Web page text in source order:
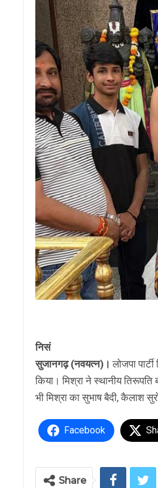
निसं
सुजानगढ़ (नवयत्न)। लोजपा
किया। मिश्रा ने स्थानीय
भी मिश्रा का सुभाष बैदी, कैलाश
Facebook
Share